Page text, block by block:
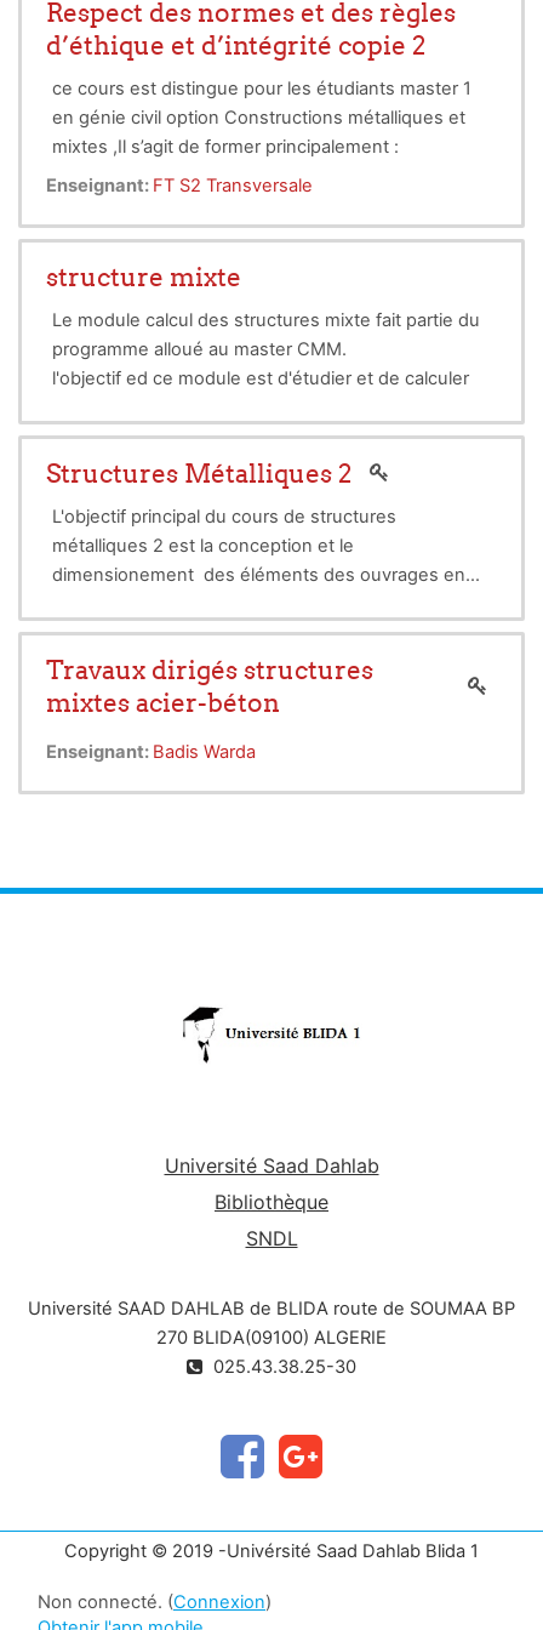
approches théoriques pré requises. Les étudiants
seront mis devant une situation similaire à celle d’un
ingénieur concepteur de charpente métallique,
toute en leur procurant les données essentielles à
l’établissement de leur projet.
Respect des normes et des règles
d’éthique et d’intégrité copie 2
ce cours est distingue pour les étudiants master 1
en génie civil option Constructions métalliques et
mixtes ,Il s’agit de former principalement :
• l’ingénieur citoyen, responsable, assurant le lien
communauté humaine,
• l’ingénieur qui s’interroge continuellement sur le
sens de ses actions et les place dans une
perspective éthique,
• l’ingénieur dont les valeurs auront pour référent
non pas une simple logique de profit et de
Enseignant: FT S2 Transversale
structure mixte
Le module calcul des structures mixte fait partie du
programme alloué au master CMM.
l'objectif ed ce module est d'étudier et de calculer
planchers mixtes, les poutres mixtes, les poteaux
ainsi que les liaisons existants entyre ces éléments.
le structures mixtes est composée de trois grandes
Plancher mixte
calcul des poteaux mixtes sous
Compression simple et sous Flexion
Assemblages mixtes
Structures Métalliques 2
L'objectif principal du cours de structures
métalliques 2 est la conception et le
dimensionement des éléments des ouvrages en
Travaux dirigés structures
mixtes acier-béton
Enseignant: Badis Warda
Université Saad Dahlab
Bibliothèque
SNDL
Université SAAD DAHLAB de BLIDA route de SOUMAA BP
270 BLIDA(09100) ALGERIE
025.43.38.25-30
Copyright © 2019 -Univérsité Saad Dahlab Blida 1
Non connecté. (Connexion)